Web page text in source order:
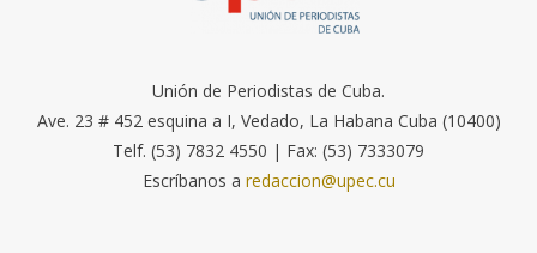
Unión de Periodistas de Cuba.
Ave. 23 # 452 esquina a I, Vedado, La Habana Cuba (10400)
Telf. (53) 7832 4550 | Fax: (53) 7333079
Escríbanos a redaccion@upec.cu